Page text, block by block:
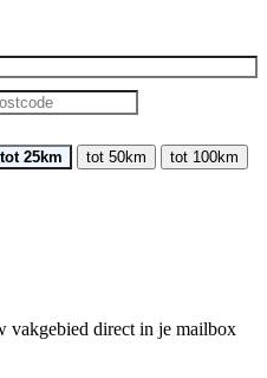
tot 25km tot 50km tot 100km
vakgebied direct in je mailbox